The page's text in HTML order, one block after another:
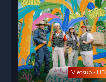
Vietsub - HD